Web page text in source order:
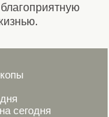
сегодня